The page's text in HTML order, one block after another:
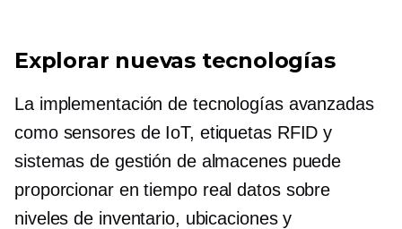
Explorar nuevas tecnologías
La implementación de tecnologías avanzadas
como sensores de IoT, etiquetas RFID y
sistemas de gestión de almacenes puede
proporcionar en tiempo real datos sobre
niveles de inventario, ubicaciones y